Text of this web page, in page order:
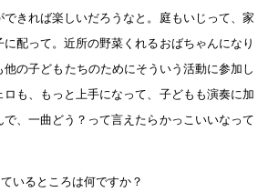
きれば楽しいだろうなと。庭もいじって、家
配って。近所の野菜くれるおばちゃんになり
他の子どもたちのためにそういう活動に参加し
も、もっと上手になって、子どもも演奏に加
、一曲どう？って言えたらかっこいいなって
いるところは何ですか？